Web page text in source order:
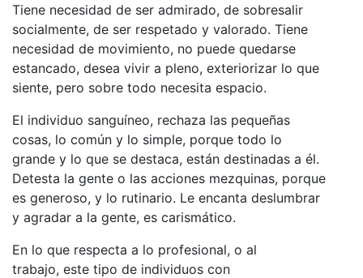
Tiene necesidad de ser admirado, de sobresalir
socialmente, de ser respetado y valorado. Tiene
necesidad de movimiento, no puede quedarse
estancado, desea vivir a pleno, exteriorizar lo que
siente, pero sobre todo necesita espacio.
El individuo sanguíneo, rechaza las pequeñas
cosas, lo común y lo simple, porque todo lo
grande y lo que se destaca, están destinadas a él.
Detesta la gente o las acciones mezquinas, porque
es generoso, y lo rutinario. Le encanta deslumbrar
y agradar a la gente, es carismático.
En lo que respecta a lo profesional, o al
trabajo, este tipo de individuos con